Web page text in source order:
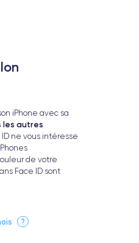
iPhone avec sa
les autres
ne vous intéresse
de votre
Face ID sont
?